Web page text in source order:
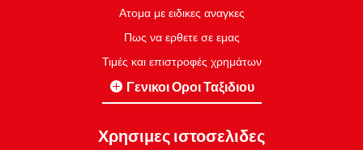
Ατομα με ειδικες αναγκες
Πως να ερθετε σε εμας
Τιμές και επιστροφές χρημάτων
Γενικοι Οροι Ταξιδιου
Εσωτερικες Γραμμες Ελλάδα
Χρησιμες ιστοσελιδες